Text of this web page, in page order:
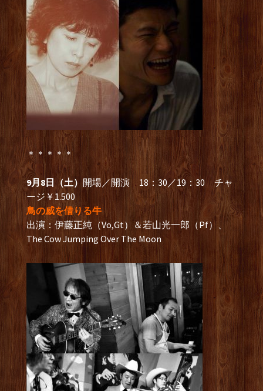
＊＊＊＊＊
9月8日（土） 開場／開演 18：30／19：30 チャ
ージ￥1.500
鳥の威を借りる牛
出演：伊藤正純（Vo,Gt）＆若山光一郎（Pf）、
The Cow Jumping Over The Moon